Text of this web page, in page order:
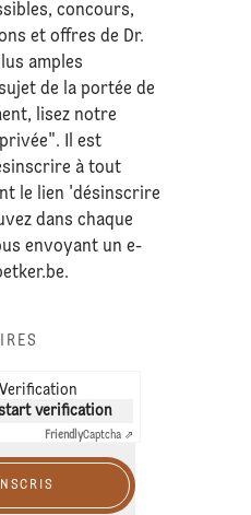
concours,
et offres de Dr.
amples
de la portée de
lisez notre
Il est
à tout
le lien 'désinscrire
dans chaque
envoyant un e-
.
verification
FriendlyCaptcha ⇗